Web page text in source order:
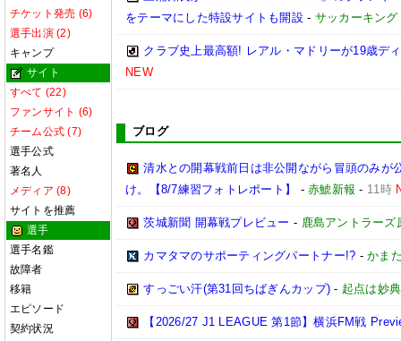
チケット発売 (6)
選手出演 (2)
キャンプ
サイト
すべて (22)
ファンサイト (6)
チーム公式 (7)
選手公式
著名人
メディア (8)
サイトを推薦
選手
選手名鑑
故障者
移籍
エピソード
契約状況
をテーマにした特設サイトも開設 - サッカーキング
クラブ史上最高額! レアル・マドリーが19歳デ
NEW
ブログ
清水との開幕戦前日は非公開ながら冒頭のみが
け。【8/7練習フォトレポート】
-赤鯱新報 - 11時
茨城新聞 開幕戦プレビュー - 鹿島アントラーズ
カマタマのサポーティングパートナー!? -かま
すっごい汗(第31回ちばぎんカップ) - 起点は妙典
【2026/27 J1 LEAGUE 第1節】横浜FM戦